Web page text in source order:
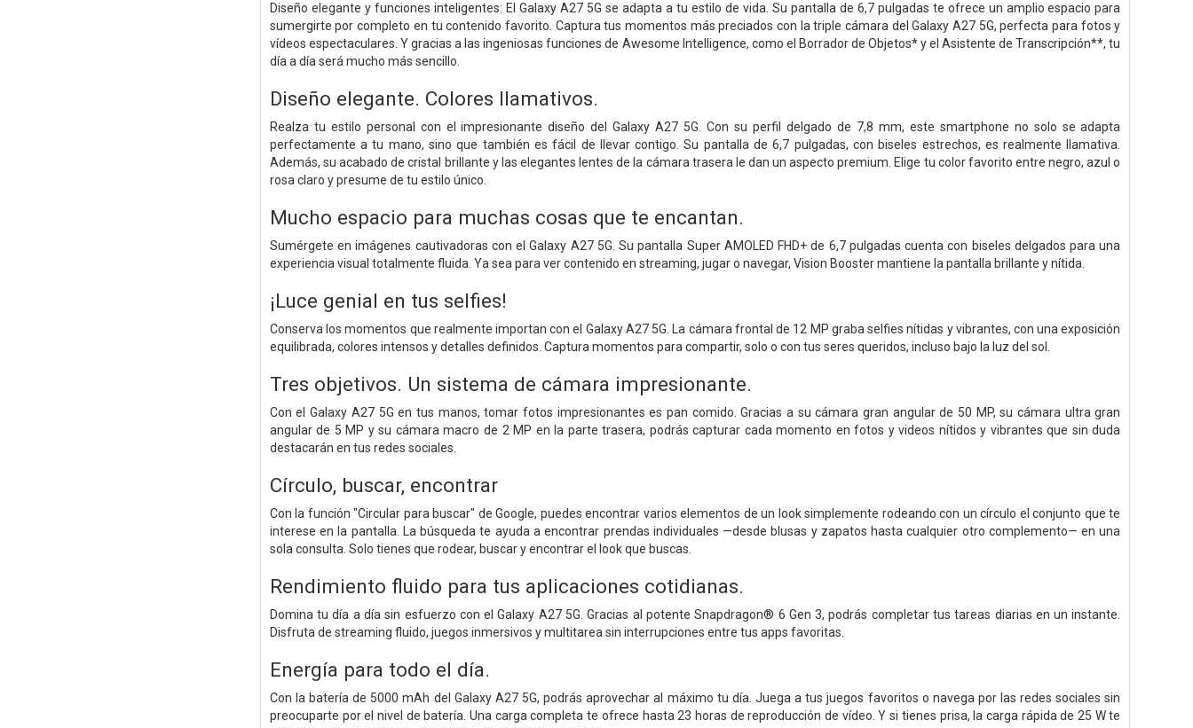
Diseño elegante y funciones inteligentes: El Galaxy A27 5G se adapta a tu estilo de vida. Su pantalla de 6,7 pulgadas te ofrece un amplio espacio para
sumergirte por completo en tu contenido favorito. Captura tus momentos más preciados con la triple cámara del Galaxy A27 5G, perfecta para fotos y
vídeos espectaculares. Y gracias a las ingeniosas funciones de Awesome Intelligence, como el Borrador de Objetos* y el Asistente de Transcripción**, tu
día a día será mucho más sencillo.
Diseño elegante. Colores llamativos.
Realza tu estilo personal con el impresionante diseño del Galaxy A27 5G. Con su perfil delgado de 7,8 mm, este smartphone no solo se adapta
perfectamente a tu mano, sino que también es fácil de llevar contigo. Su pantalla de 6,7 pulgadas, con biseles estrechos, es realmente llamativa.
Además, su acabado de cristal brillante y las elegantes lentes de la cámara trasera le dan un aspecto premium. Elige tu color favorito entre negro, azul o
rosa claro y presume de tu estilo único.
Mucho espacio para muchas cosas que te encantan.
Sumérgete en imágenes cautivadoras con el Galaxy A27 5G. Su pantalla Super AMOLED FHD+ de 6,7 pulgadas cuenta con biseles delgados para una
experiencia visual totalmente fluida. Ya sea para ver contenido en streaming, jugar o navegar, Vision Booster mantiene la pantalla brillante y nítida.
¡Luce genial en tus selfies!
Conserva los momentos que realmente importan con el Galaxy A27 5G. La cámara frontal de 12 MP graba selfies nítidas y vibrantes, con una exposición
equilibrada, colores intensos y detalles definidos. Captura momentos para compartir, solo o con tus seres queridos, incluso bajo la luz del sol.
Tres objetivos. Un sistema de cámara impresionante.
Con el Galaxy A27 5G en tus manos, tomar fotos impresionantes es pan comido. Gracias a su cámara gran angular de 50 MP, su cámara ultra gran
angular de 5 MP y su cámara macro de 2 MP en la parte trasera, podrás capturar cada momento en fotos y videos nítidos y vibrantes que sin duda
destacarán en tus redes sociales.
Círculo, buscar, encontrar
Con la función "Circular para buscar" de Google, puedes encontrar varios elementos de un look simplemente rodeando con un círculo el conjunto que te
interese en la pantalla. La búsqueda te ayuda a encontrar prendas individuales —desde blusas y zapatos hasta cualquier otro complemento— en una
sola consulta. Solo tienes que rodear, buscar y encontrar el look que buscas.
Rendimiento fluido para tus aplicaciones cotidianas.
Domina tu día a día sin esfuerzo con el Galaxy A27 5G. Gracias al potente Snapdragon® 6 Gen 3, podrás completar tus tareas diarias en un instante.
Disfruta de streaming fluido, juegos inmersivos y multitarea sin interrupciones entre tus apps favoritas.
Energía para todo el día.
Con la batería de 5000 mAh del Galaxy A27 5G, podrás aprovechar al máximo tu día. Juega a tus juegos favoritos o navega por las redes sociales sin
preocuparte por el nivel de batería. Una carga completa te ofrece hasta 23 horas de reproducción de vídeo. Y si tienes prisa, la carga rápida de 25 W te